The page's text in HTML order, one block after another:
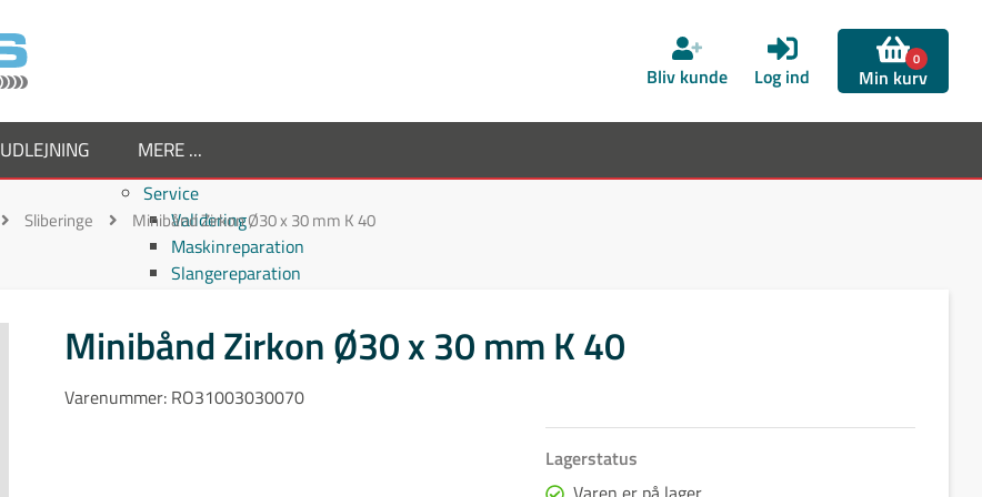
Bliv kunde Log ind
0
Min kurv
UDLEJNING MERE ...
Service
Validering
Maskinreparation
Slangereparation
Virksomheden
Supplier
Job hos TornboSvejs
Sliberinge Minibånd Zirkon Ø30 x 30 mm K 40
Minibånd Zirkon Ø30 x 30 mm K 40
Varenummer: RO31003030070
Lagerstatus